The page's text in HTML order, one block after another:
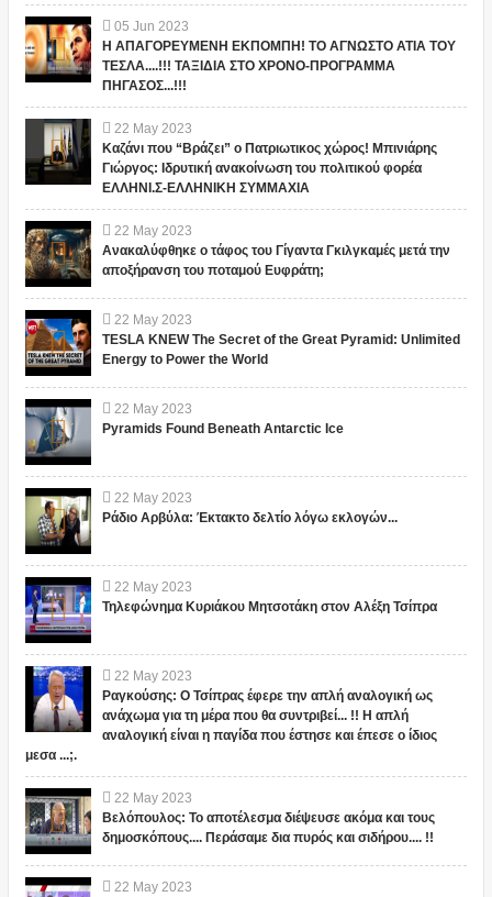
05 Jun 2023
Η ΑΠΑΓΟΡΕΥΜΕΝΗ ΕΚΠΟΜΠΗ! ΤΟ ΑΓΝΩΣΤΟ ΑΤΙΑ ΤΟΥ
ΤΕΣΛΑ....!!! ΤΑΞΙΔΙΑ ΣΤΟ ΧΡΟΝΟ-ΠΡΟΓΡΑΜΜΑ
ΠΗΓΑΣΟΣ...!!!
22 May 2023
Καζάνι που “Βράζει” ο Πατριωτικος χώρος! Μπινιάρης
Γιώργος: Ιδρυτική ανακοίνωση του πολιτικού φορέα
ΕΛΛΗΝΙ.Σ-ΕΛΛΗΝΙΚΗ ΣΥΜΜΑΧΙΑ
22 May 2023
Ανακαλύφθηκε ο τάφος του Γίγαντα Γκιλγκαμές μετά την
αποξήρανση του ποταμού Ευφράτη;
22 May 2023
TESLA KNEW The Secret of the Great Pyramid: Unlimited
Energy to Power the World
22 May 2023
Pyramids Found Beneath Antarctic Ice
22 May 2023
Ράδιο Αρβύλα: Έκτακτο δελτίο λόγω εκλογών...
22 May 2023
Τηλεφώνημα Κυριάκου Μητσοτάκη στον Αλέξη Τσίπρα
22 May 2023
Ραγκούσης: Ο Τσίπρας έφερε την απλή αναλογική ως
ανάχωμα για τη μέρα που θα συντριβεί... !! Η απλή
αναλογική είναι η παγίδα που έστησε και έπεσε ο ίδιος
μεσα ...;.
22 May 2023
Βελόπουλος: Το αποτέλεσμα διέψευσε ακόμα και τους
δημοσκόπους.... Περάσαμε δια πυρός και σιδήρου.... !!
22 May 2023